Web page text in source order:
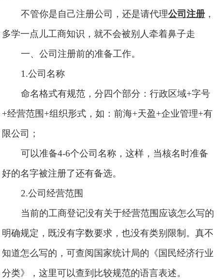
不管你是自己注册公司，还是请代理公司注册 ，
多学一点儿工商知识，就不会被别人牵着鼻子走
一、公司注册前的准备工作。
1.公司名称
命名格式有规范，分四个部分：行政区域+字号
+经营范围+组织形式，如：前海+天盈+企业管理+有
限公司；
可以准备4-6个公司名称，这样，当核名时准备
好的名字被注册了还有备选。
2.公司经营范围
当前的工商登记没有关于经营范围应该怎么写的
明确规定，既没有字数要求，也没有类别限制。真不
知道怎么写的，可查阅国家统计局的《国民经济行业
分类》，这里可以查到比较规范的语言表述。